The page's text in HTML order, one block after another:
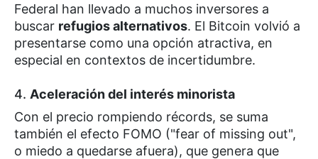
Federal han llevado a muchos inversores a
buscar refugios alternativos. El Bitcoin volvió a
presentarse como una opción atractiva, en
especial en contextos de incertidumbre.
4. Aceleración del interés minorista
Con el precio rompiendo récords, se suma
también el efecto FOMO ("fear of missing out",
o miedo a quedarse afuera), que genera que